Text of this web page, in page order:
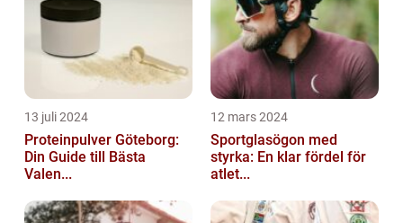
13 juli 2024
Proteinpulver Göteborg:
Din Guide till Bästa
Valen...
12 mars 2024
Sportglasögon med
styrka: En klar fördel för
atlet...